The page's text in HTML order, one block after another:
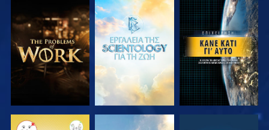
ΕΞΕΡΕΥΝΗΣΤΕ
ΤΗ ΣΕΙΡΑ
ΕΞΕΡΕΥΝΗΣΤΕ
ΤΗ ΣΕΙΡΑ
ΠΑΡΑΚΟΛΟΥΘΗΣΤΕ